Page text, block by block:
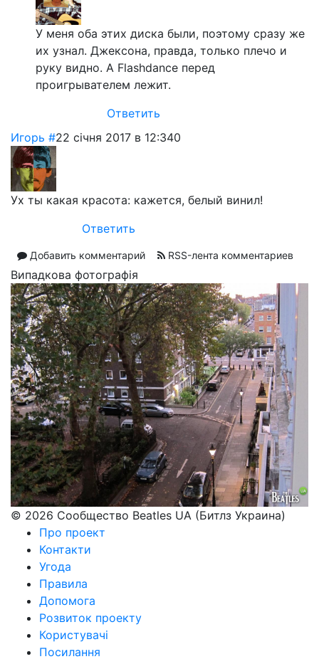
У меня оба этих диска были, поэтому сразу же
их узнал. Джексона, правда, только плечо и
руку видно. А Flashdance перед
проигрывателем лежит.
Ответить
Игорь #22 січня 2017 в 12:340
Ух ты какая красота: кажется, белый винил!
Ответить
Добавить комментарий RSS-лента комментариев
Випадкова фотографія
© 2026 Сообщество Beatles UA (Битлз Украина)
Про проект
Контакти
Угода
Правила
Допомога
Розвиток проекту
Користувачі
Посилання